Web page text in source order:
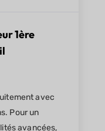
1ère
avec
Pour un
avancées,